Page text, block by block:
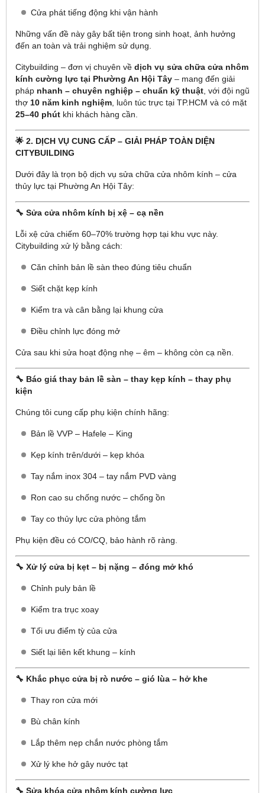
Cửa phát tiếng động khi vận hành
Những vấn đề này gây bất tiện trong sinh hoạt, ảnh hưởng
đến an toàn và trải nghiệm sử dụng.
Citybuilding – đơn vị chuyên về dịch vụ sửa chữa cửa nhôm
kính cường lực tại Phường An Hội Tây – mang đến giải
pháp nhanh – chuyên nghiệp – chuẩn kỹ thuật , với đội ngũ
thợ 10 năm kinh nghiệm , luôn túc trực tại TP.HCM và có mặt
25–40 phút khi khách hàng cần.
🌟 2. DỊCH VỤ CUNG CẤP – GIẢI PHÁP TOÀN DIỆN
CITYBUILDING
Dưới đây là trọn bộ dịch vụ sửa chữa cửa nhôm kính – cửa
thủy lực tại Phường An Hội Tây:
🔧 Sửa cửa nhôm kính bị xệ – cạ nền
Lỗi xệ cửa chiếm 60–70% trường hợp tại khu vực này.
Citybuilding xử lý bằng cách:
Căn chỉnh bản lề sàn theo đúng tiêu chuẩn
Siết chặt kẹp kính
Kiểm tra và cân bằng lại khung cửa
Điều chỉnh lực đóng mở
Cửa sau khi sửa hoạt động nhẹ – êm – không còn cạ nền.
🔧 Báo giá thay bản lề sàn – thay kẹp kính – thay phụ
kiện
Chúng tôi cung cấp phụ kiện chính hãng:
Bản lề VVP – Hafele – King
Kẹp kính trên/dưới – kẹp khóa
Tay nắm inox 304 – tay nắm PVD vàng
Ron cao su chống nước – chống ồn
Tay co thủy lực cửa phòng tắm
Phụ kiện đều có CO/CQ, bảo hành rõ ràng.
🔧 Xử lý cửa bị kẹt – bị nặng – đóng mở khó
Chỉnh puly bản lề
Kiểm tra trục xoay
Tối ưu điểm tỳ của cửa
Siết lại liên kết khung – kính
🔧 Khắc phục cửa bị rò nước – gió lùa – hở khe
Thay ron cửa mới
Bù chân kính
Lắp thêm nẹp chắn nước phòng tắm
Xử lý khe hở gây nước tạt
🔧 Sửa khóa cửa nhôm kính cường lực